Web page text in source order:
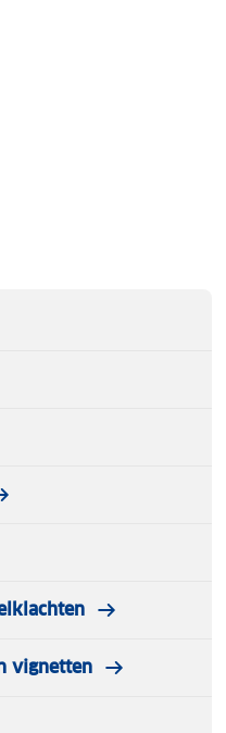
vignetten